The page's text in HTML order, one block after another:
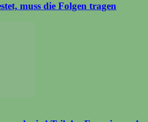
muss die Folgen tragen